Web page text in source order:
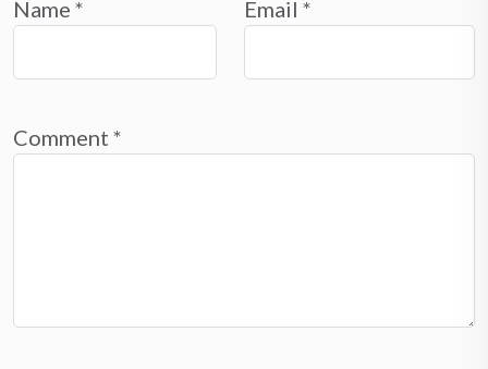
Name * Email *
Comment *